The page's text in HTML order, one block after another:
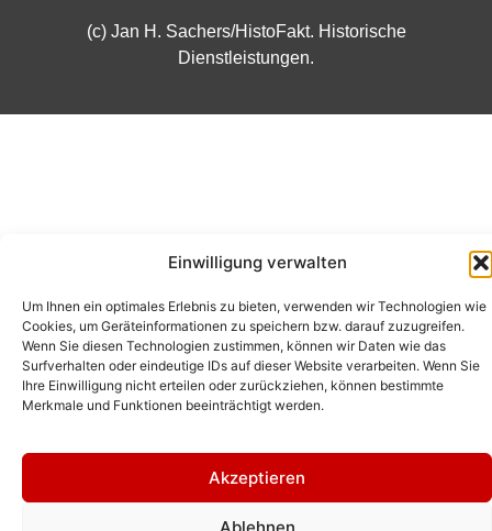
Einwilligung verwalten
Um Ihnen ein optimales Erlebnis zu bieten, verwenden wir Technologien wie
Cookies, um Geräteinformationen zu speichern bzw. darauf zuzugreifen.
Wenn Sie diesen Technologien zustimmen, können wir Daten wie das
Surfverhalten oder eindeutige IDs auf dieser Website verarbeiten. Wenn Sie
Ihre Einwilligung nicht erteilen oder zurückziehen, können bestimmte
Merkmale und Funktionen beeinträchtigt werden.
Akzeptieren
Ablehnen
(c) Jan H. Sachers/HistoFakt. Historische
Dienstleistungen.